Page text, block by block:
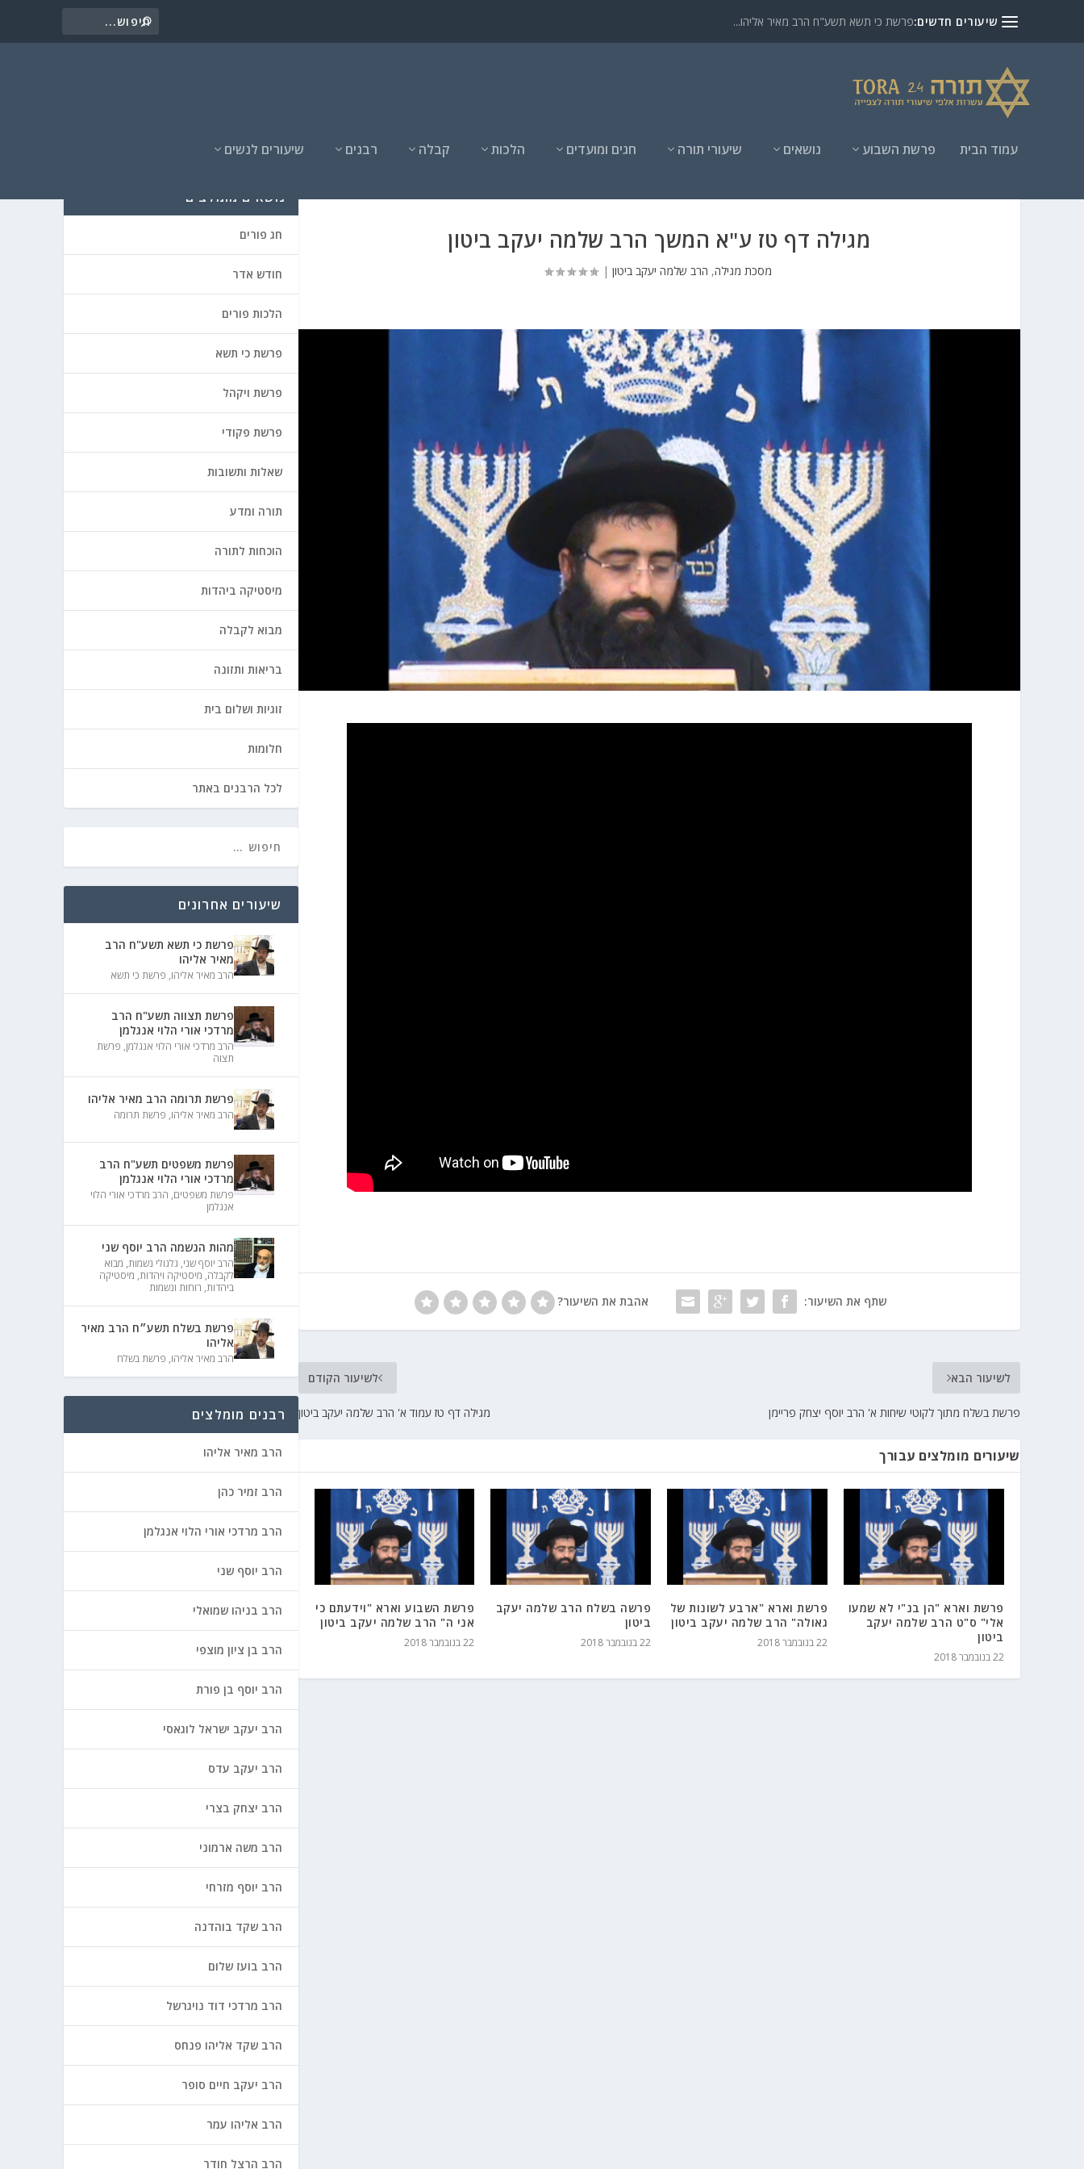
שיעורים חדשים:פרשת כי תשא תשע"ח הרב מאיר אליהו...
עמוד הבית פרשת השבוע נושאים שיעורי תורה חגים ומועדים הלכות קבלה רבנים שיעורים לנשים
מגילה דף טז ע"א המשך הרב שלמה יעקב ביטון
מסכת מגילה, הרב שלמה יעקב ביטון|
שתף את השיעור: אהבת את השיעור?
לשיעור הקודם
מגילה דף טז עמוד א' הרב שלמה יעקב ביטון
לשיעור הבא
פרשת בשלח מתוך לקוטי שיחות א' הרב יוסף יצחק פריימן
שיעורים מומלצים עבורך
פרשת וארא "הן בנ"י לא שמעו
אלי" ס"ט הרב שלמה יעקב
ביטון
22 בנובמבר 2018
פרשת וארא "ארבע לשונות של
גאולה" הרב שלמה יעקב ביטון
22 בנובמבר 2018
פרשה בשלח הרב שלמה יעקב
ביטון
22 בנובמבר 2018
פרשת השבוע וארא "וידעתם כי
אני ה" הרב שלמה יעקב ביטון
22 בנובמבר 2018
נושאים מומלצים
חג פורים
חודש אדר
הלכות פורים
פרשת כי תשא
פרשת ויקהל
פרשת פקודי
שאלות ותשובות
תורה ומדע
הוכחות לתורה
מיסטיקה ביהדות
מבוא לקבלה
בריאות ותזונה
זוגיות ושלום בית
חלומות
לכל הרבנים באתר
שיעורים אחרונים
פרשת כי תשא תשע"ח הרב
מאיר אליהו
הרב מאיר אליהו, פרשת כי תשא
פרשת תצווה תשע"ח הרב
מרדכי אורי הלוי אנגלמן
הרב מרדכי אורי הלוי אנגלמן, פרשת
תצוה
פרשת תרומה הרב מאיר אליהו
הרב מאיר אליהו, פרשת תרומה
פרשת משפטים תשע"ח הרב
מרדכי אורי הלוי אנגלמן
פרשת משפטים, הרב מרדכי אורי הלוי
אנגלמן
מהות הנשמה הרב יוסף שני
הרב יוסף שני, גלגולי נשמות, מבוא
לקבלה, מיסטיקה ויהדות, מיסטיקה
ביהדות, רוחות ונשמות
פרשת בשלח תשע״ח הרב מאיר
אליהו
הרב מאיר אליהו, פרשת בשלח
רבנים מומלצים
הרב מאיר אליהו
הרב זמיר כהן
הרב מרדכי אורי הלוי אנגלמן
הרב יוסף שני
הרב בניהו שמואלי
הרב בן ציון מוצפי
הרב יוסף בן פורת
הרב יעקב ישראל לוגאסי
הרב יעקב עדס
הרב יצחק בצרי
הרב משה ארמוני
הרב יוסף מזרחי
הרב שקד בוהדנה
הרב בועז שלום
הרב מרדכי דוד נויגרשל
הרב שקד אליהו פנחס
הרב יעקב חיים סופר
הרב אליהו עמר
הרב הרצל חודר